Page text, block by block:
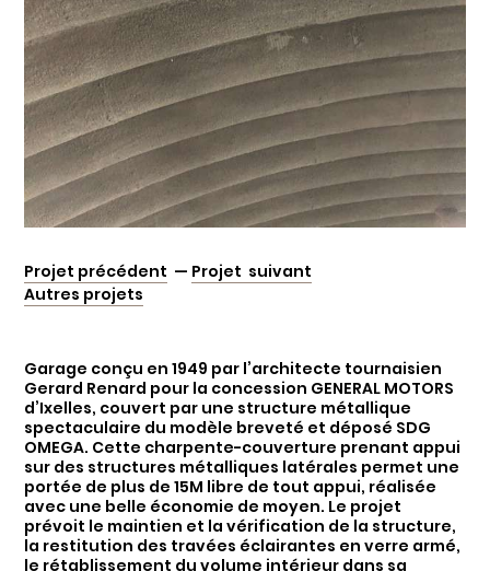
Garage conçu en 1949 par l’architecte tournaisien
Gerard Renard pour la concession GENERAL MOTORS
d’Ixelles, couvert par une structure métallique
spectaculaire du modèle breveté et déposé SDG
OMEGA. Cette charpente-couverture prenant appui
sur des structures métalliques latérales permet une
portée de plus de 15M libre de tout appui, réalisée
avec une belle économie de moyen. Le projet
prévoit le maintien et la vérification de la structure,
la restitution des travées éclairantes en verre armé,
le rétablissement du volume intérieur dans sa
Projet précédent — Projet suivant
Autres projets